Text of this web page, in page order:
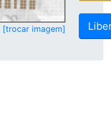
[trocar imagem]